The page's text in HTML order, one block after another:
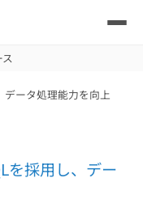
ータ処理能力を向上
を採用し、デー